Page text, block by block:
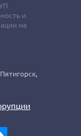
и
на